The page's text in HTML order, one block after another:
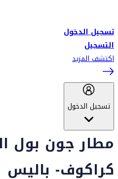
تسجيل الدخول
التسجيل
اكتشف المزيد
تسجيل الدخول
مطار جون بول
كراكوف- باليس